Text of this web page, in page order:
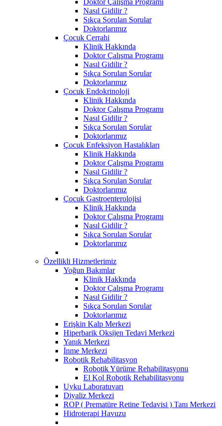
Nasıl Gidilir ?
Sıkça Sorulan Sorular
Doktorlarımız
Çocuk Cerrahi
Klinik Hakkında
Doktor Çalışma Programı
Nasıl Gidilir ?
Sıkça Sorulan Sorular
Doktorlarımız
Çocuk Endokrinoloji
Klinik Hakkında
Doktor Çalışma Programı
Nasıl Gidilir ?
Sıkça Sorulan Sorular
Doktorlarımız
Çocuk Enfeksiyon Hastalıkları
Klinik Hakkında
Doktor Çalışma Programı
Nasıl Gidilir ?
Sıkça Sorulan Sorular
Doktorlarımız
Çocuk Gastroenterolojisi
Klinik Hakkında
Doktor Çalışma Programı
Nasıl Gidilir ?
Sıkça Sorulan Sorular
Doktorlarımız
Özellikli Hizmetlerimiz
Yoğun Bakımlar
Klinik Hakkında
Doktor Çalışma Programı
Nasıl Gidilir ?
Sıkça Sorulan Sorular
Doktorlarımız
Erişkin Kalp Merkezi
Hiperbarik Oksijen Tedavi Merkezi
Yanık Merkezi
İnme Merkezi
Robotik Rehabilitasyon
Robotik Yürüme Rehabilitasyonu
El Kol Robotik Rehabilitasyonu
Uyku Laboratuvarı
Diyaliz Merkezi
ROP ( Prematüre Retine Tedavisi ) Tanı Merkezi
Hidroterapi Havuzu